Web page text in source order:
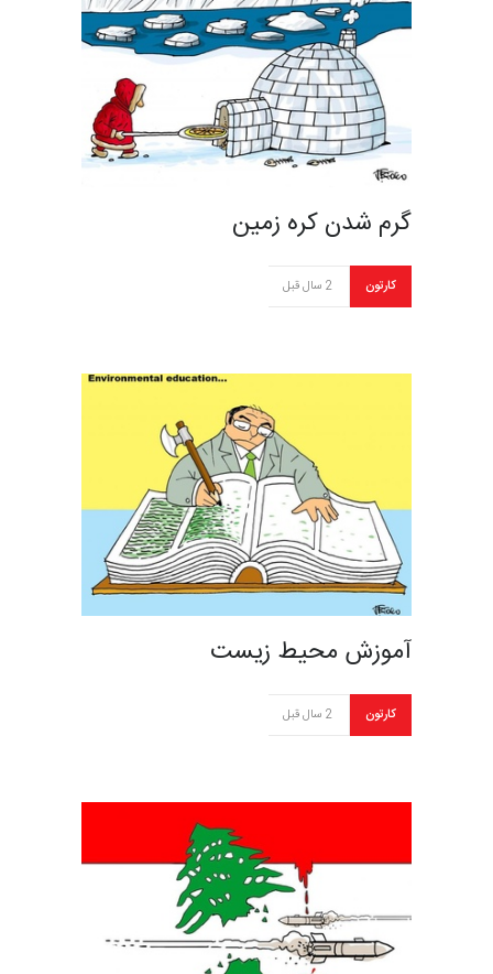
گرم شدن کره زمین
کارتون 2 سال قبل
آموزش محیط زیست
کارتون 2 سال قبل